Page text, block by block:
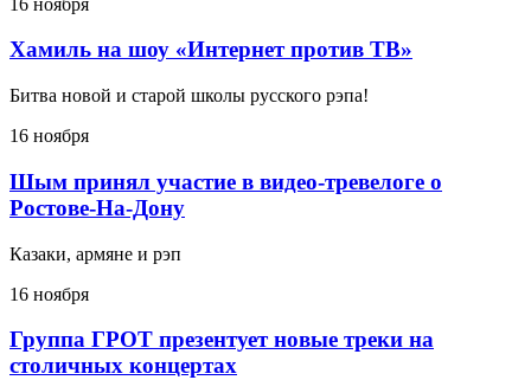
Хамиль на шоу «Интернет против ТВ»
Битва новой и старой школы русского рэпа!
16 ноября
Шым принял участие в видео-тревелоге о
Ростове-На-Дону
Казаки, армяне и рэп
16 ноября
Группа ГРОТ презентует новые треки на
столичных концертах